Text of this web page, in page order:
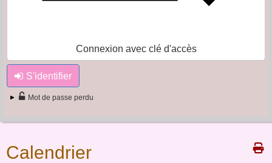
Connexion avec clé d'accès
S'identifier
Mot de passe perdu
Calendrier